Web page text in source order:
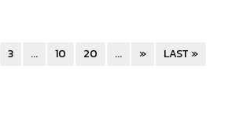
3 ... 10 20 ... » LAST »